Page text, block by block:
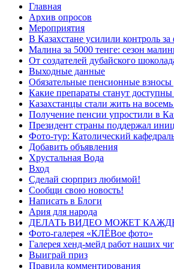
Главная
Архив опросов
Мероприятия
В Казахстане усилили контроль
Малина за 5000 тенге: сезон
От создателей дубайского
Выходные данные
Обязательные пенсионные взносы
Какие препараты станут
Казахстанцы стали жить на
Получение пенсии упростили в
Президент страны поддержал
Фото-тур: Католический
Добавить объявления
Хрустальная Вода
Вход
Сделай сюрприз любимой!
Сообщи свою новость!
Написать в Блоги
Ария для народа
ДЕЛАТЬ ВИДЕО МОЖЕТ
Фото-галерея «КЛЁВое фото»
Галерея хенд-мейд работ наших
Выиграй приз
Правила комментирования